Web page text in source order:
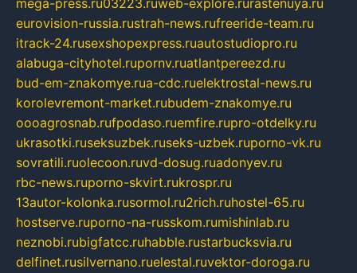
mega-press.ru03223.ruweb-explore.rurastenuya.ru
eurovision-russia.rustrah-news.rufreeride-team.ru
itrack-24.rusexshopexpress.ruautostudiopro.ru
alabuga-cityhotel.rupornv.ruatlantpereezd.ru
bud-em-znakomye.rua-cdc.ruelektrostal-news.ru
korolevremont-market.rubudem-znakomye.ru
oooagrosnab.rufpodaso.ruemfire.rupro-otdelky.ru
ukrasotki.ruseksuzbek.ruseks-uzbek.ruporno-vk.ru
sovratili.ruolecoon.ruvd-dosug.ruadonyev.ru
rbc-news.ruporno-skvirt.rukrospr.ru
13autor-kolonka.rusormol.ru2rich.ruhostel-65.ru
hostserve.ruporno-na-russkom.rumishinlab.ru
neznobi.rubigfatcc.ruhabble.rustarbucksvia.ru
delfinet.rusilvernano.ruelestal.ruvektor-doroga.ru